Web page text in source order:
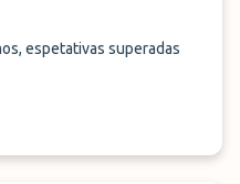
espetativas superadas